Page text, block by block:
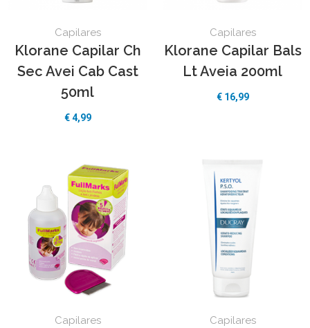
Capilares
Klorane Capilar Ch
Sec Avei Cab Cast
50ml
€4,99
Capilares
Klorane Capilar Bals
Lt Aveia 200ml
€ 16,99
Capilares Capilares